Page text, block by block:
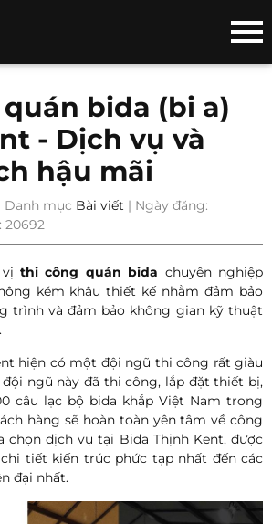
bida (bi a)
- Dịch vụ và
hậu mãi
Danh mục Bài viết | Ngày đăng:
20692
thi công quán bida chuyên nghiệp
kém khâu thiết kế nhằm đảm bảo
trình và đảm bảo không gian kỹ thuật
hiện có một đội ngũ thi công rất giàu
ngũ này đã thi công, lắp đặt thiết bị,
câu lạc bộ bida khắp Việt Nam trong
hàng sẽ hoàn toàn yên tâm về công
chọn dịch vụ tại Bida Thịnh Kent, được
tiết kiến trúc phức tạp nhất đến các
đại nhất.